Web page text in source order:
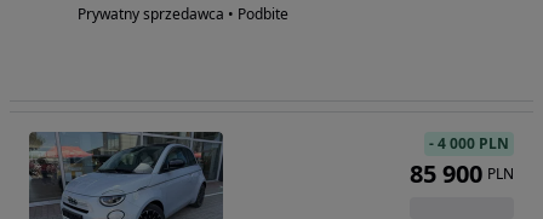
Prywatny sprzedawca • Podbite
-4 000 PLN
85 900 PLN